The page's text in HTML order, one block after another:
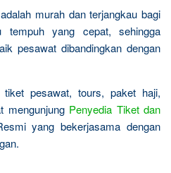
murah dan terjangkau bagi
tempuh yang cepat, sehingga
pesawat dibandingkan dengan
pesawat, tours, paket haji,
mengunjung Penyedia Tiket dan
yang bekerjasama dengan